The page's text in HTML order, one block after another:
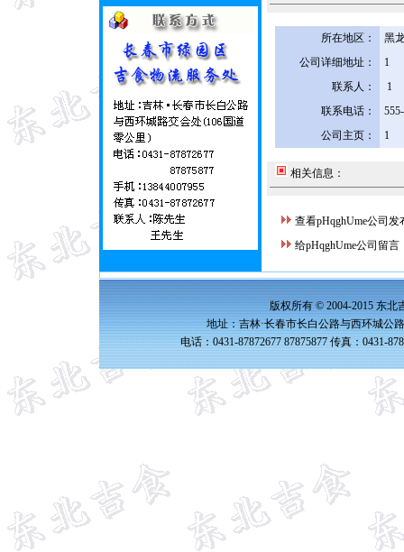
所在地区：
黑
公司详细地址：
1
联系人：
1
联系电话：
公司主页：
1
相关信息：
查看pHqghUme公司发
给pHqghUme公司留言
版权所有 © 2004-2015 东北
地址：吉林·长春市长白公路与西环城公
电话：0431-87872677 87875877 传真：0431-